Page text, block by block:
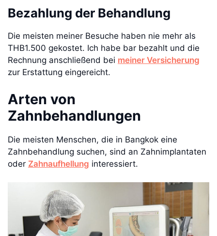
Bezahlung der Behandlung
Die meisten meiner Besuche haben nie mehr als
THB1.500 gekostet. Ich habe bar bezahlt und die
Rechnung anschließend bei meiner Versicherung
zur Erstattung eingereicht.
Arten von
Zahnbehandlungen
Die meisten Menschen, die in Bangkok eine
Zahnbehandlung suchen, sind an Zahnimplantaten
oder Zahnaufhellung interessiert.